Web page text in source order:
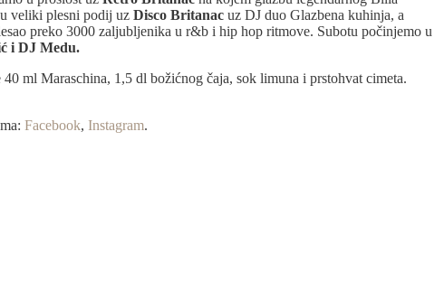
veliki plesni podij uz Disco Britanac uz DJ duo Glazbena kuhinja, a
preko 3000 zaljubljenika u r&b i hip hop ritmove. Subotu počinjemo u
i DJ Medu.
ml Maraschina, 1,5 dl božićnog čaja, sok limuna i prstohvat cimeta.
Facebook, Instagram.